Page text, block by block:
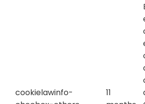
cookielawinfo-
11